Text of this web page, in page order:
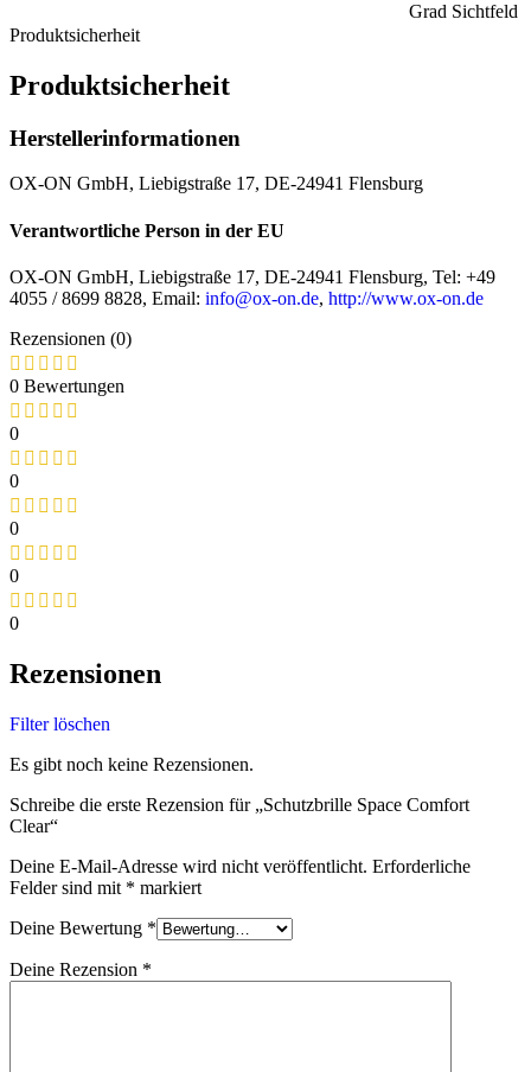
Grad Sichtfeld
Produktsicherheit
Produktsicherheit
Herstellerinformationen
OX-ON GmbH, Liebigstraße 17, DE-24941 Flensburg
Verantwortliche Person in der EU
OX-ON GmbH, Liebigstraße 17, DE-24941 Flensburg, Tel: +49
4055 / 8699 8828, Email: info@ox-on.de, http://www.ox-on.de
Rezensionen (0)
0 Bewertungen
0
0
0
0
0
Rezensionen
Filter löschen
Es gibt noch keine Rezensionen.
Schreibe die erste Rezension für „Schutzbrille Space Comfort
Clear“
Deine E-Mail-Adresse wird nicht veröffentlicht. Erforderliche
Felder sind mit * markiert
Deine Bewertung *
Deine Rezension *